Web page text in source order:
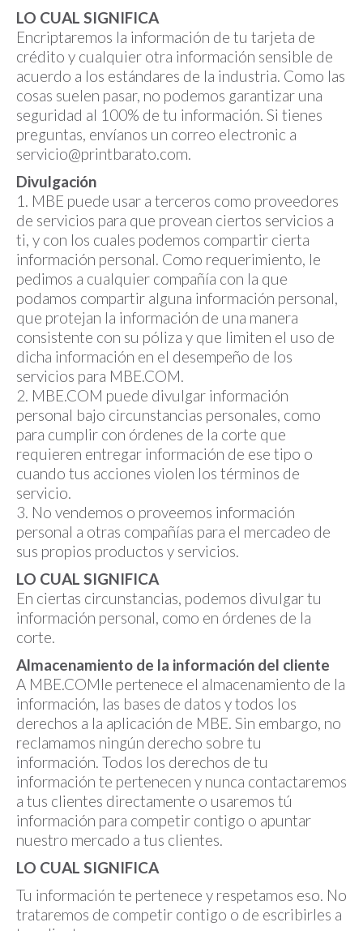
LO CUAL SIGNIFICA
Encriptaremos la información de tu tarjeta de
crédito y cualquier otra información sensible de
acuerdo a los estándares de la industria. Como las
cosas suelen pasar, no podemos garantizar una
seguridad al 100% de tu información. Si tienes
preguntas, envíanos un correo electronic a
servicio@printbarato.com.
Divulgación
1. MBE puede usar a terceros como proveedores
de servicios para que provean ciertos servicios a
ti, y con los cuales podemos compartir cierta
información personal. Como requerimiento, le
pedimos a cualquier compañía con la que
podamos compartir alguna información personal,
que protejan la información de una manera
consistente con su póliza y que limiten el uso de
dicha información en el desempeño de los
servicios para MBE.COM.
2. MBE.COM puede divulgar información
personal bajo circunstancias personales, como
para cumplir con órdenes de la corte que
requieren entregar información de ese tipo o
cuando tus acciones violen los términos de
servicio.
3. No vendemos o proveemos información
personal a otras compañías para el mercadeo de
sus propios productos y servicios.
LO CUAL SIGNIFICA
En ciertas circunstancias, podemos divulgar tu
información personal, como en órdenes de la
corte.
Almacenamiento de la información del cliente
A MBE.COMle pertenece el almacenamiento de la
información, las bases de datos y todos los
derechos a la aplicación de MBE. Sin embargo, no
reclamamos ningún derecho sobre tu
información. Todos los derechos de tu
información te pertenecen y nunca contactaremos
a tus clientes directamente o usaremos tú
información para competir contigo o apuntar
nuestro mercado a tus clientes.
LO CUAL SIGNIFICA
Tu información te pertenece y respetamos eso. No
trataremos de competir contigo o de escribirles a